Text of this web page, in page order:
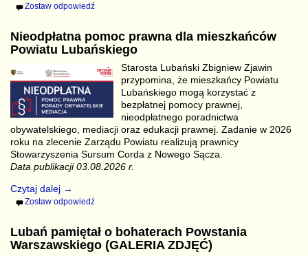
Zostaw odpowiedź
Nieodpłatna pomoc prawna dla mieszkańców
Powiatu Lubańskiego
Starosta Lubański Zbigniew Zjawin
przypomina, że mieszkańcy Powiatu
Lubańskiego mogą korzystać z
bezpłatnej pomocy prawnej,
nieodpłatnego poradnictwa
obywatelskiego, mediacji oraz edukacji prawnej. Zadanie w 2026
roku na zlecenie Zarządu Powiatu realizują prawnicy
Stowarzyszenia Sursum Corda z Nowego Sącza.
Data publikacji 03.08.2026 r.
Czytaj dalej →
Zostaw odpowiedź
Lubań pamiętał o bohaterach Powstania
Warszawskiego (GALERIA ZDJĘĆ)